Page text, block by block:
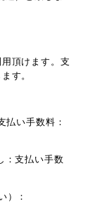
頂けます。支
す。
払い手数料：
：支払い手数
）：